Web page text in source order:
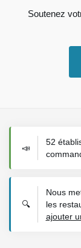
Soutenez
📣
52
🔍
Nous
les
ajouter